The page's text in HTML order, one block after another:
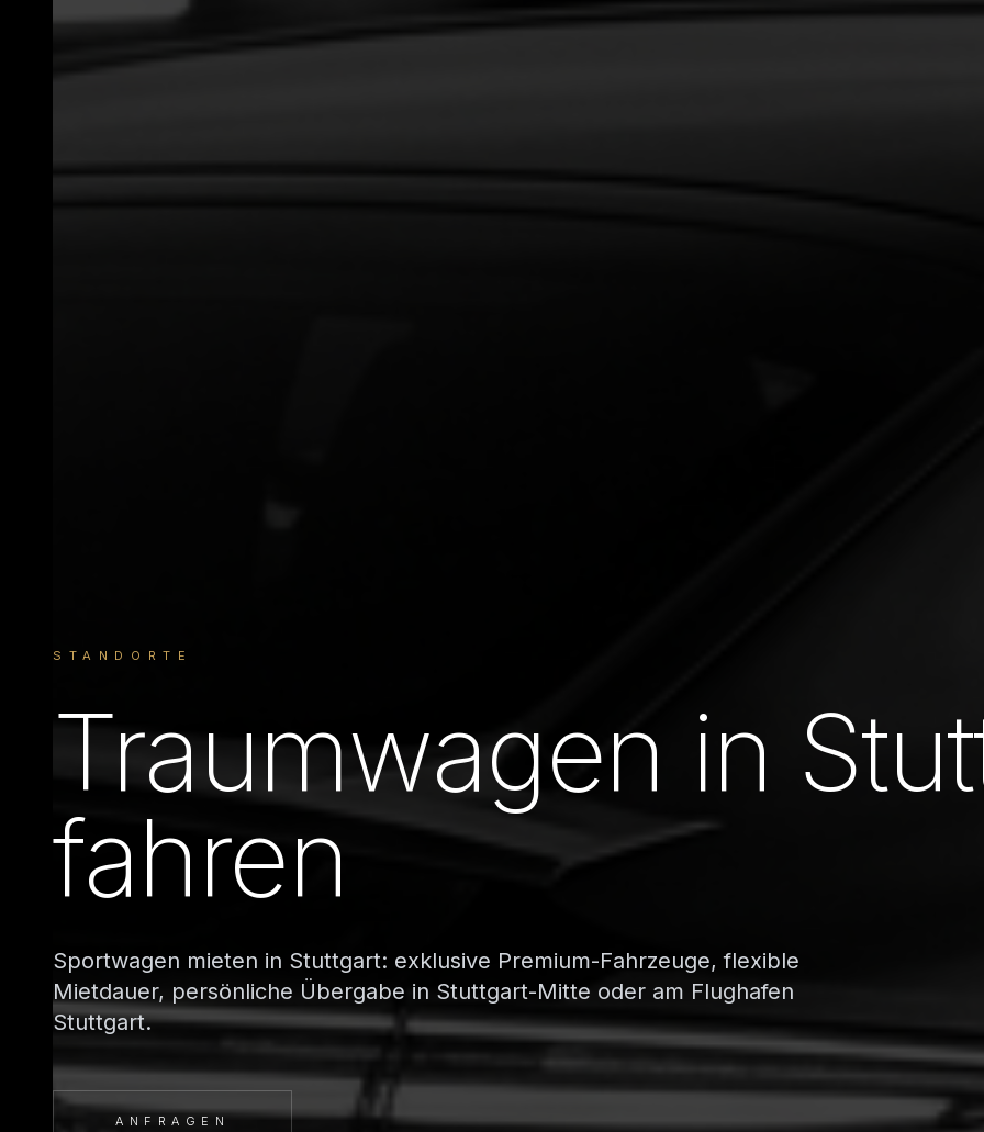
STANDORTE
Traumwagen in
fahren
Sportwagen mieten in Stuttgart: exklusive Premium-Fahrzeuge, flexible
Mietdauer, persönliche Übergabe in Stuttgart-Mitte oder am Flughafen
Stuttgart.
ANFRAGEN